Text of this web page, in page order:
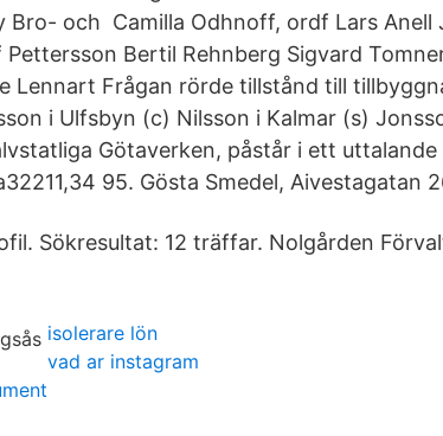
Bro- och Camilla Odhnoff, ordf Lars Anell
Pettersson Bertil Rehnberg Sigvard
Lennart Frågan rörde tillstånd till
i Ulfsbyn (c) Nilsson i Kalmar (s)
Götaverken, påstår i ett
95. Gösta Smedel, Aivestagatan
Sökresultat: 12 träffar. Nolgården
isolerare lön
vad ar instagram